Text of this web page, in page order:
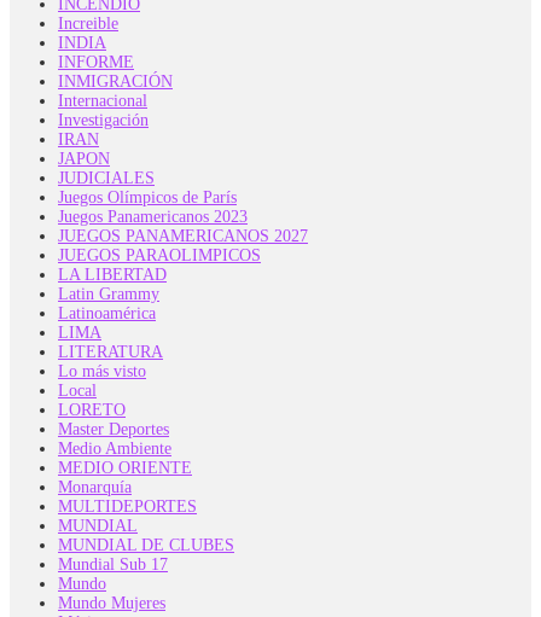
INCENDIO
Increible
INDIA
INFORME
INMIGRACIÓN
Internacional
Investigación
IRAN
JAPON
JUDICIALES
Juegos Olímpicos de París
Juegos Panamericanos 2023
JUEGOS PANAMERICANOS 2027
JUEGOS PARAOLIMPICOS
LA LIBERTAD
Latin Grammy
Latinoamérica
LIMA
LITERATURA
Lo más visto
Local
LORETO
Master Deportes
Medio Ambiente
MEDIO ORIENTE
Monarquía
MULTIDEPORTES
MUNDIAL
MUNDIAL DE CLUBES
Mundial Sub 17
Mundo
Mundo Mujeres